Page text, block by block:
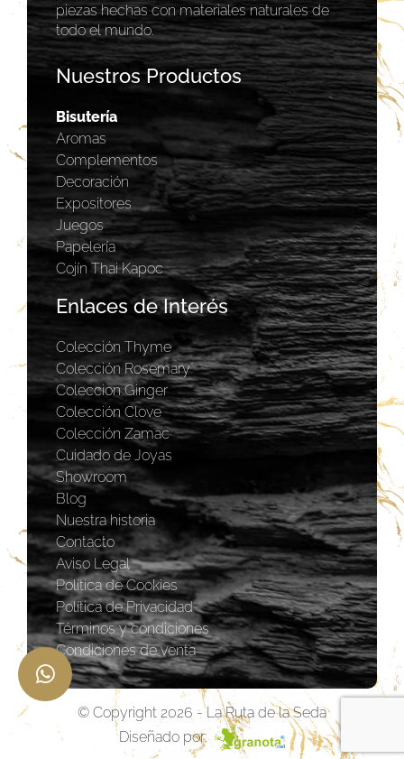
piezas hechas con materiales naturales de
todo el mundo.
Nuestros Productos
Bisutería
Aromas
Complementos
Decoración
Expositores
Juegos
Papelería
Cojín Thai Kapoc
Enlaces de Interés
Colección Thyme
Colección Rosemary
Coleccion Ginger
Colección Clove
Colección Zamac
Cuidado de Joyas
Showroom
Blog
Nuestra historia
Contacto
Aviso Legal
Política de Cookies
Política de Privacidad
Términos y condiciones
Condiciones de venta
© Copyright 2026 - La Ruta de la Seda
Diseñado por: